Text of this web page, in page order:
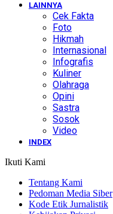
LAINNYA
Cek Fakta
Foto
Hikmah
Internasional
Infografis
Kuliner
Olahraga
Opini
Sastra
Sosok
Video
INDEX
Ikuti Kami
Tentang Kami
Pedoman Media Siber
Kode Etik Jurnalistik